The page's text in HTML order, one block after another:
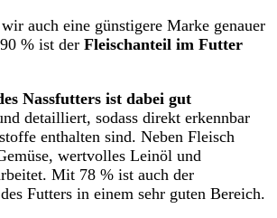
auch eine günstigere Marke genauer
% ist der Fleischanteil im Futter
Nassfutters ist dabei gut
detailliert, sodass direkt erkennbar
enthalten sind. Neben Fleisch
wertvolles Leinöl und
Mit 78 % ist auch der
Futters in einem sehr guten Bereich.